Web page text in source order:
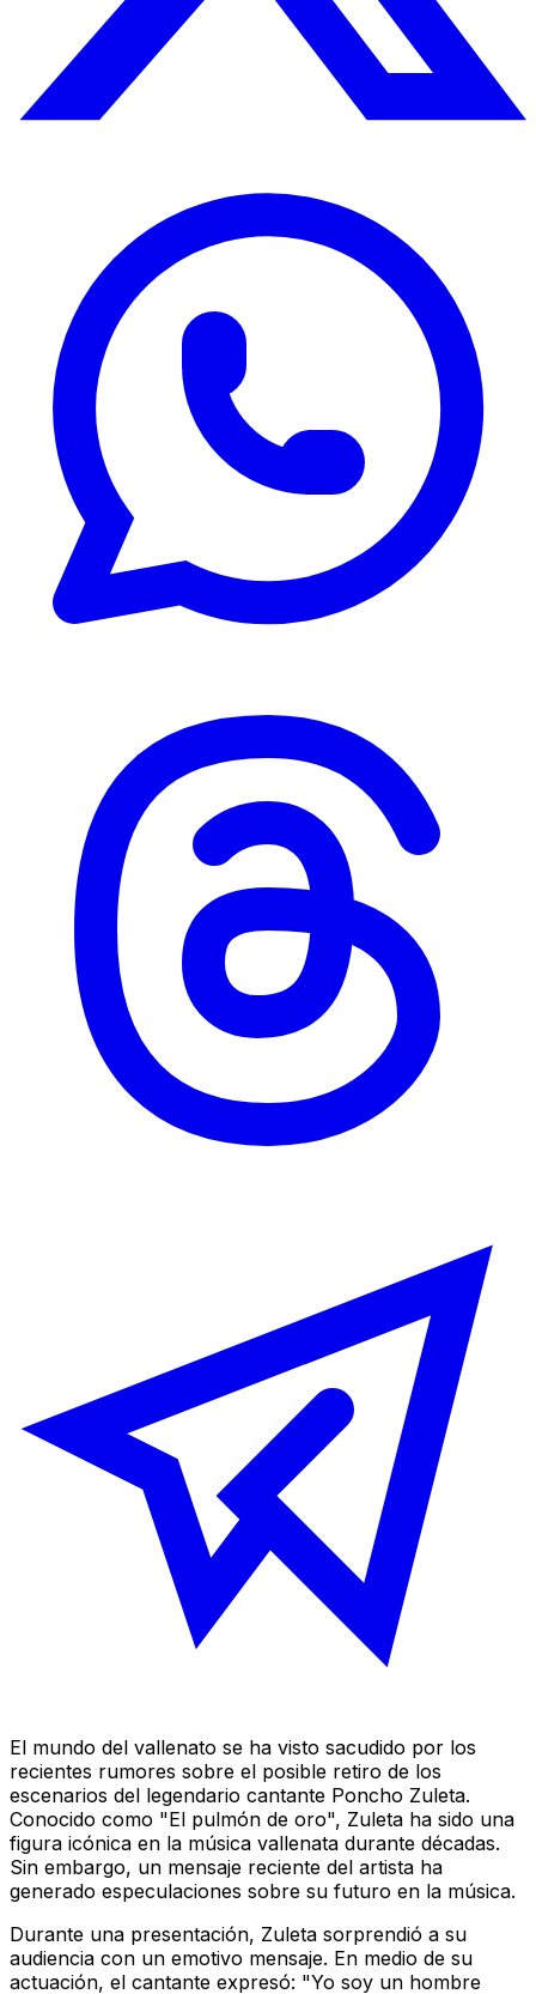
El mundo del vallenato se ha visto sacudido por los
recientes rumores sobre el posible retiro de los
escenarios del legendario cantante Poncho Zuleta.
Conocido como "El pulmón de oro", Zuleta ha sido una
figura icónica en la música vallenata durante décadas.
Sin embargo, un mensaje reciente del artista ha
generado especulaciones sobre su futuro en la música.
Durante una presentación, Zuleta sorprendió a su
audiencia con un emotivo mensaje. En medio de su
actuación, el cantante expresó: "Yo soy un hombre